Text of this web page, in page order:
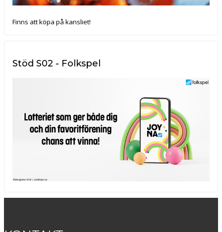
Finns att köpa på kansliet!
Stöd S02 - Folkspel